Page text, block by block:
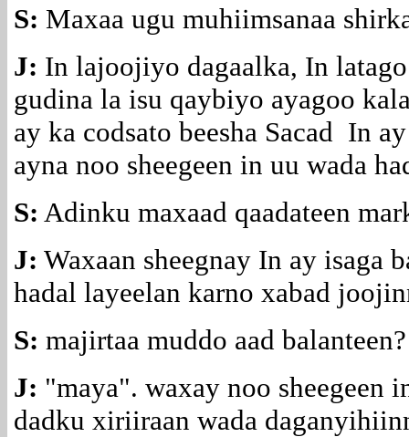
S: Maxaa ugu muhiimsanaa
J: In lajoojiyo dagaalka, In
gudina la isu qaybiyo ayagoo
ay ka codsato beesha Sacad In
ayna noo sheegeen in uu wada
S: Adinku maxaad qaadateen
J: Waxaan sheegnay In ay isaga
hadal layeelan karno xabad
S: majirtaa muddo aad balanteen?
J: "maya". waxay noo sheegeen
dadku xiriiraan wada